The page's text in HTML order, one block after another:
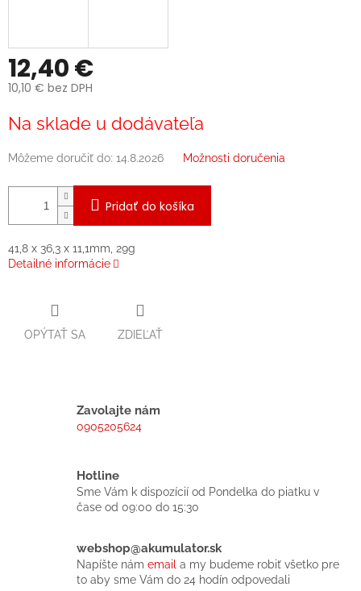
12,40 €
10,10 € bez DPH
cena:
Na sklade u dodávateľa
Môžeme doručiť do: 14.8.2026 Možnosti doručenia
Pridať do košíka
41,8 x 36,3 x 11,1mm, 29g
Detailné informácie
OPÝTAŤ SA ZDIEĽAŤ
Zavolajte nám
0905205624
Hotline
Sme Vám k dispozícií od Pondelka do piatku v
čase od 09:00 do 15:30
webshop@akumulator.sk
Napíšte nám email a my budeme robiť všetko pre
to aby sme Vám do 24 hodín odpovedali